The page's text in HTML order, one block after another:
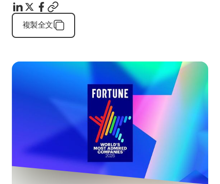
複製全文